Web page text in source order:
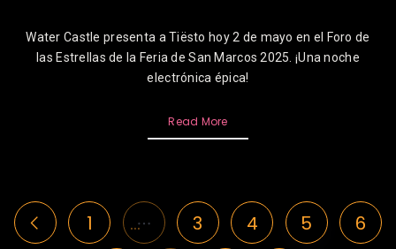
Water Castle presenta a Tiësto hoy 2 de mayo en el Foro de
las Estrellas de la Feria de San Marcos 2025. ¡Una noche
electrónica épica!
Read More
1 … 3 4 5
6